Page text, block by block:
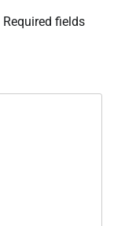
Required fields